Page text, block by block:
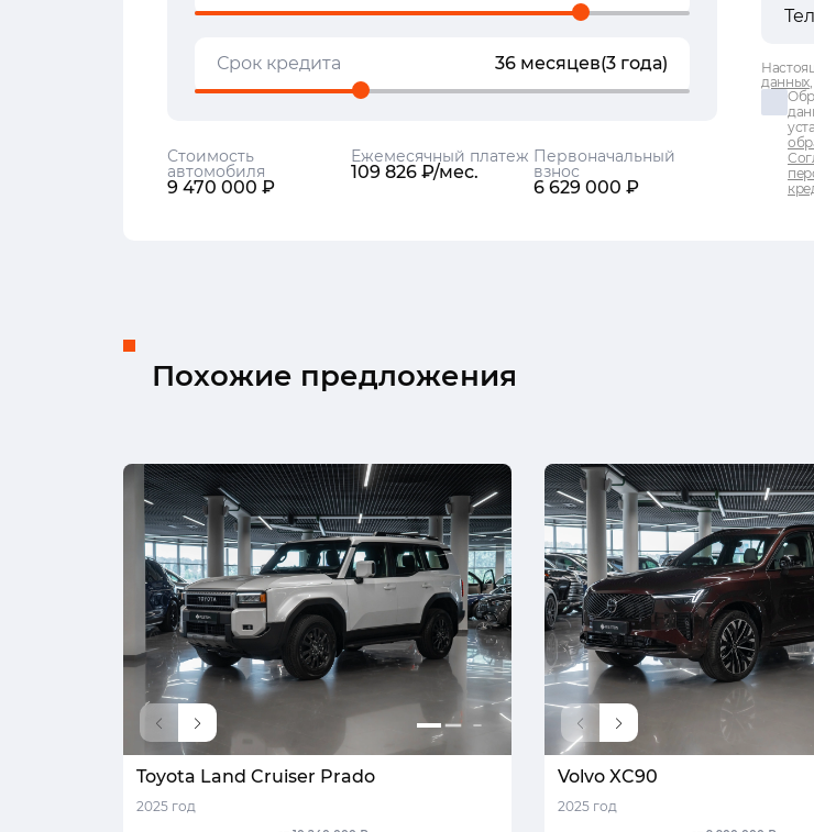
Срок кредита 36 месяцев(3 года)
Стоимость
автомобиля
9 470 000 ₽
Ежемесячный платеж
109 826 ₽/мес.
Первоначальный
взнос
6 629 000 ₽
данных
Похожие предложения
Toyota Land Cruiser Prado
2025 год
Volvo XC90
2025 год